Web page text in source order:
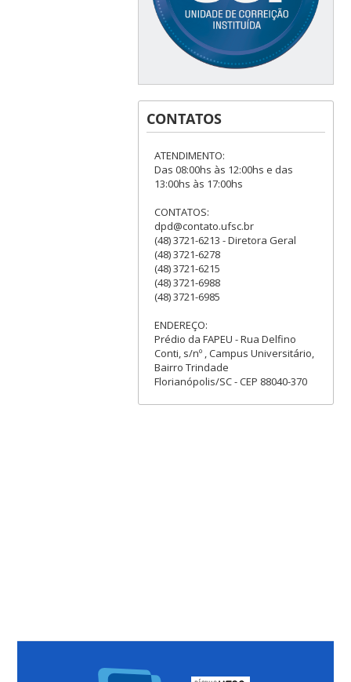
CONTATOS
ATENDIMENTO:
Das 08:00hs às 12:00hs e das
13:00hs às 17:00hs
CONTATOS:
dpd@contato.ufsc.br
(48) 3721-6213 - Diretora Geral
(48) 3721-6278
(48) 3721-6215
(48) 3721-6988
(48) 3721-6985
ENDEREÇO:
Prédio da FAPEU - Rua Delfino
Conti, s/nº , Campus Universitário,
Bairro Trindade
Florianópolis/SC - CEP 88040-370